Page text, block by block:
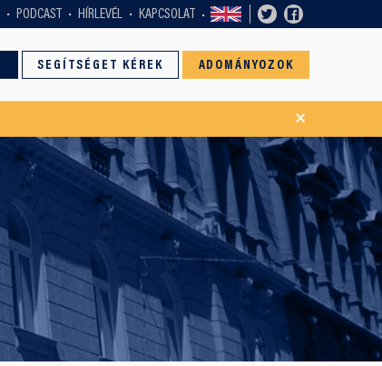
PODCAST HÍRLEVÉL KAPCSOLAT
SEGÍTSÉGET KÉREK ADOMÁNYOZOK
×